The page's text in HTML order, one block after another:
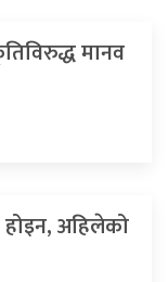
मानव
होइन, अहिलेको